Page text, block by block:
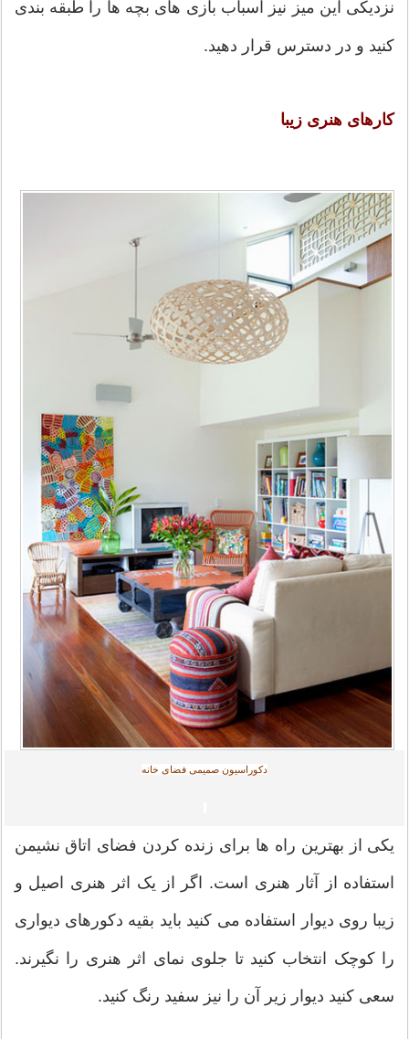
نزدیکی این میز نیز اسباب بازی های بچه ها را طبقه بندی
کنید و در دسترس قرار دهید.
کارهای هنری زیبا
دکوراسیون صمیمی فضای خانه
یکی از بهترین راه ها برای زنده کردن فضای اتاق نشیمن
استفاده از آثار هنری است. اگر از یک اثر هنری اصیل و
زیبا روی دیوار استفاده می کنید باید بقیه دکورهای دیواری
را کوچک انتخاب کنید تا جلوی نمای اثر هنری را نگیرند.
سعی کنید دیوار زیر آن را نیز سفید رنگ کنید.